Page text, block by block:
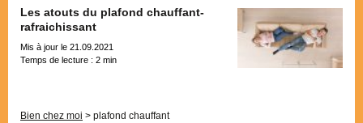
Les atouts du plafond chauffant-
rafraichissant
Mis à jour le 21.09.2021
Temps de lecture : 2 min
Bien chez moi > plafond chauffant